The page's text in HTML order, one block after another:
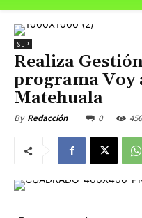
SLP
Realiza
programa Voy
Matehuala
By Redacción 0 456